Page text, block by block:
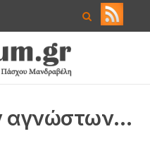
αγνώστων…